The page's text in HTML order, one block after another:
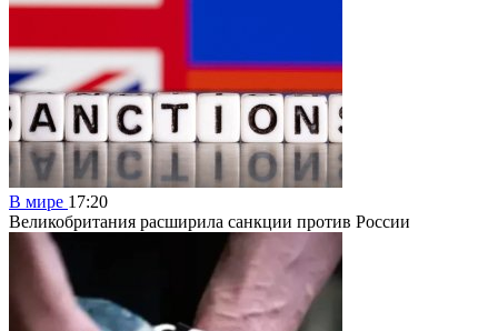
В мире 17:20
Великобритания расширила санкции против России